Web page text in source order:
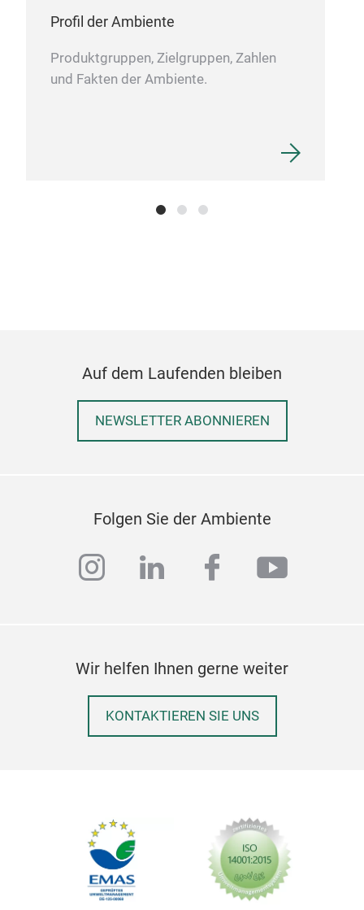
Profil der Ambiente
Produktgruppen, Zielgruppen, Zahlen
und Fakten der Ambiente.
Auf dem Laufenden bleiben
NEWSLETTER ABONNIEREN
Folgen Sie der Ambiente
instagram
linkedinfacebook
Wir helfen Ihnen gerne weiter
KONTAKTIEREN SIE UNS